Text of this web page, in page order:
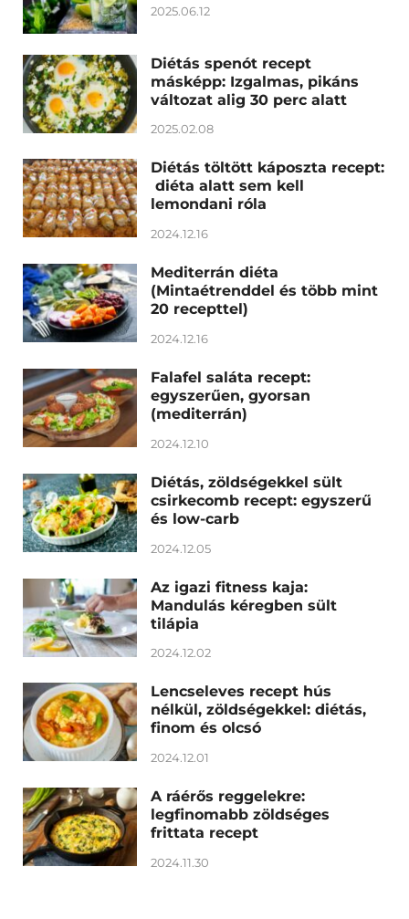
2025.06.12
Diétás spenót recept
másképp: Izgalmas, pikáns
változat alig 30 perc alatt
2025.02.08
Diétás töltött káposzta recept:
diéta alatt sem kell
lemondani róla
2024.12.16
Mediterrán diéta
(Mintaétrenddel és több mint
20 recepttel)
2024.12.16
Falafel saláta recept:
egyszerűen, gyorsan
(mediterrán)
2024.12.10
Diétás, zöldségekkel sült
csirkecomb recept: egyszerű
és low-carb
2024.12.05
Az igazi fitness kaja:
Mandulás kéregben sült
tilápia
2024.12.02
Lencseleves recept hús
nélkül, zöldségekkel: diétás,
finom és olcsó
2024.12.01
A ráérős reggelekre:
legfinomabb zöldséges
frittata recept
2024.11.30